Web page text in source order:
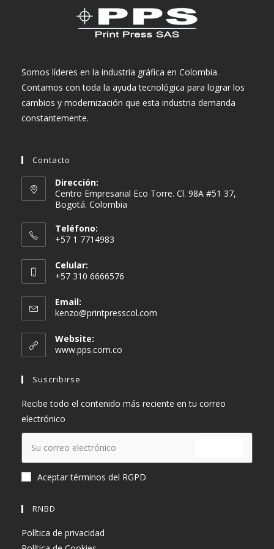
Somos líderes en la industria gráfica en Colombia.
Contamos con toda la ayuda tecnológica para lograr los
cambios y modernización que esta industria demanda
constantemente.
Contacto
Dirección:
Centro Empresarial Eco Torre. Cl. 98A #51 37,
Bogotá. Colombia
Teléfono:
+57 1 7714983
Celular:
+57 310 6666576
Email:
kenzo@printpresscol.com
Website:
www.pps.com.co
Suscribirse
Recibe todo el contenido más reciente en tu correo
electrónico
Aceptar términos del RGPD
RNBD
Política de privacidad